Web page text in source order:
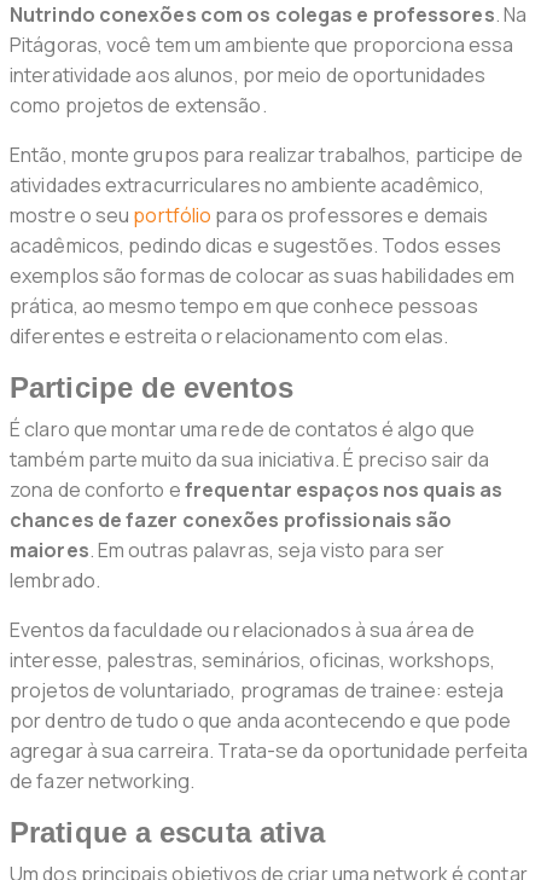
Nutrindo conexões com os colegas e professores. Na
Pitágoras, você tem um ambiente que proporciona essa
interatividade aos alunos, por meio de oportunidades
como projetos de extensão.
Então, monte grupos para realizar trabalhos, participe de
atividades extracurriculares no ambiente acadêmico,
mostre o seu portfólio para os professores e demais
acadêmicos, pedindo dicas e sugestões. Todos esses
exemplos são formas de colocar as suas habilidades em
prática, ao mesmo tempo em que conhece pessoas
diferentes e estreita o relacionamento com elas.
Participe de eventos
É claro que montar uma rede de contatos é algo que
também parte muito da sua iniciativa. É preciso sair da
zona de conforto efrequentar espaços nos quais as
chances de fazer conexões profissionais são
maiores. Em outras palavras, seja visto para ser
lembrado.
Eventos da faculdade ou relacionados à sua área de
interesse, palestras, seminários, oficinas, workshops,
projetos de voluntariado, programas de trainee: esteja
por dentro de tudo o que anda acontecendo e que pode
agregar à sua carreira. Trata-se da oportunidade perfeita
de fazer networking.
Pratique a escuta ativa
Um dos principais objetivos de criar uma network é contar